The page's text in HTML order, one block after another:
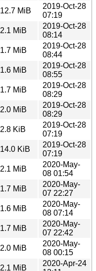
12.7 MiB
2019-Oct-28
07:19
2.1 MiB
2019-Oct-28
08:14
1.7 MiB
2019-Oct-28
08:44
1.6 MiB
2019-Oct-28
08:55
1.7 MiB
2019-Oct-28
08:29
2.0 MiB
2019-Oct-28
08:29
2.8 KiB
2019-Oct-28
07:19
14.0 KiB
2019-Oct-28
07:19
2.1 MiB
2020-May-
08 01:54
1.7 MiB
2020-May-
07 22:27
1.6 MiB
2020-May-
08 07:14
1.7 MiB
2020-May-
07 22:42
2.0 MiB
2020-May-
08 00:15
2.1 MiB
2020-Apr-24